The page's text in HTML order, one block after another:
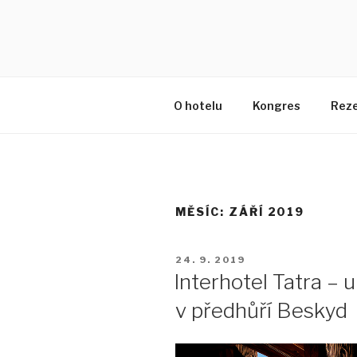
O hotelu Kongres
MĚSÍC: ZÁŘÍ 2019
24. 9. 2019
Interhotel Tatra –
v předhůří Beskyd